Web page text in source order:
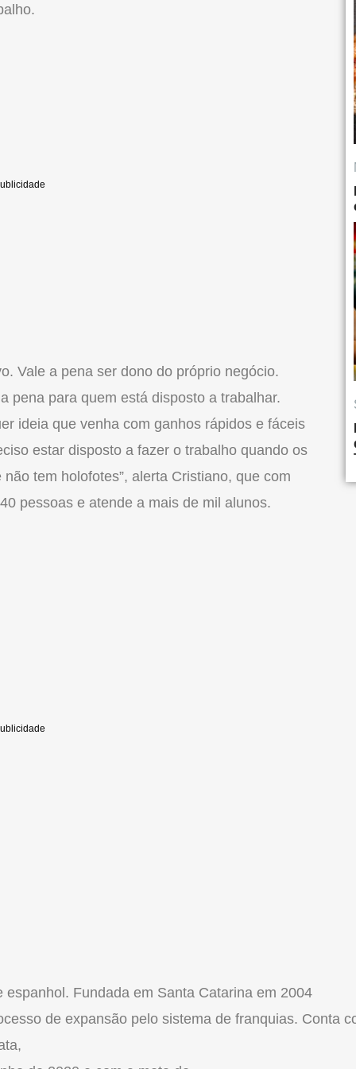
Vale a pena ser dono do próprio negócio.
pena para quem está disposto a trabalhar.
ideia que venha com ganhos rápidos e fáceis
estar disposto a fazer o trabalho quando os
tem holofotes”, alerta Cristiano, que com
pessoas e atende a mais de mil alunos.
Fundada em Santa Catarina em 2004
de expansão pelo sistema de franquias. Conta